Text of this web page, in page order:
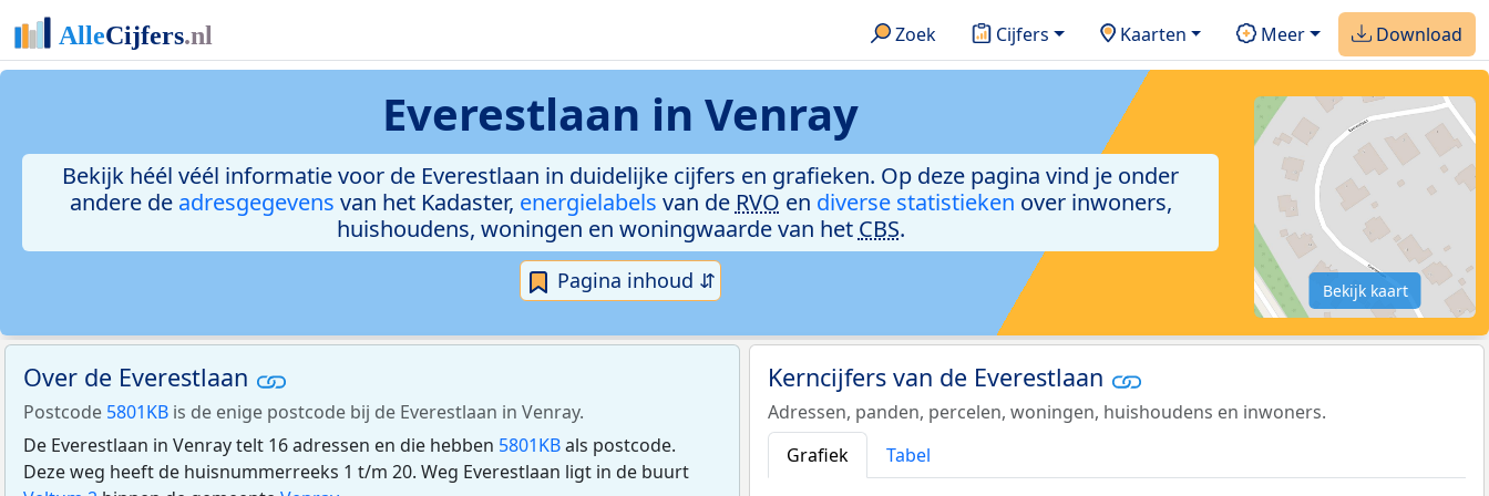
Zoek Cijfers Kaarten Meer Download
Everestlaan in Venray
Bekijk héél véél informatie voor de Everestlaan in duidelijke cijfers en grafieken. Op deze pagina vind je onder
andere de adresgegevens van het Kadaster, energielabels van de RVO en diverse statistieken over inwoners,
huishoudens, woningen en woningwaarde van het CBS.
Pagina inhoud ⇵ Bekijk kaart
Over de Everestlaan
Postcode 5801KB is de enige postcode bij de Everestlaan in Venray.
De Everestlaan in Venray telt 16 adressen en die hebben 5801KBals postcode.
Deze weg heeft de huisnummerreeks 1 t/m 20. Weg Everestlaan ligt in de buurt
Kerncijfers van de Everestlaan
Adressen, panden, percelen, woningen, huishoudens en inwoners.
Grafiek
Tabel